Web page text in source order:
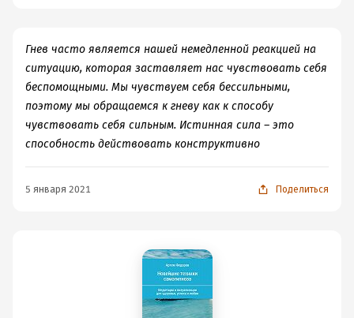
Гнев часто является нашей немедленной реакцией на
ситуацию, которая заставляет нас чувствовать себя
беспомощными. Мы чувствуем себя бессильными,
поэтому мы обращаемся к гневу как к способу
чувствовать себя сильным. Истинная сила – это
способность действовать конструктивно
5 января 2021 Поделиться